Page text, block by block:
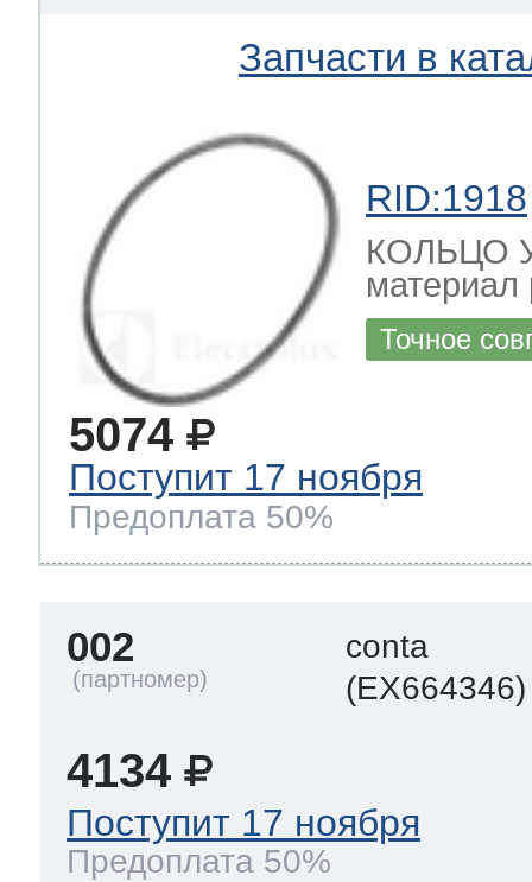
Запчасти в
RID:1918
КОЛЬЦО
материал
Точное
5074
Поступит 17 ноября
Предоплата 50%
002
conta
(EX664346)
4134
Поступит 17 ноября
Предоплата 50%